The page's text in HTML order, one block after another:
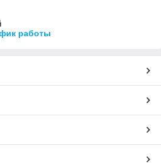
работы